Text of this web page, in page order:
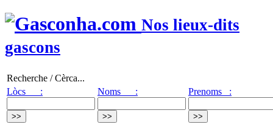
Nos lieux-dits
gascons
Recherche / Cèrca...
Lòcs :
Noms : Prenoms :